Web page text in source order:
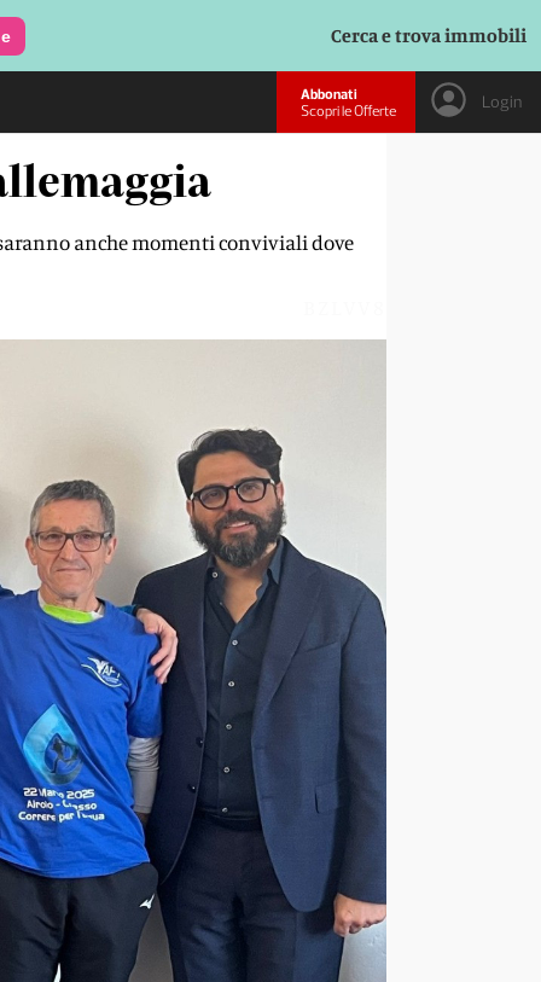
Cerca e trova immobili
Abbonati
Scopri le Offerte
Login
anche momenti conviviali dove